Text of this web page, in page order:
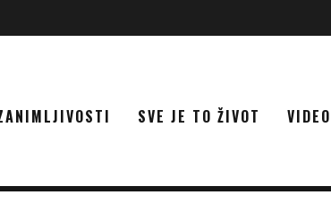
SVE JE TO ŽIVOT VIDEO